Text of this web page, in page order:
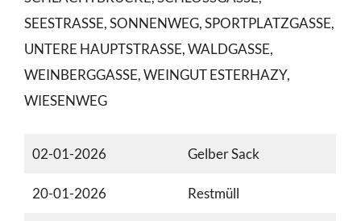
SEESTRASSE, SONNENWEG, SPORTPLATZGASSE,
UNTERE HAUPTSTRASSE, WALDGASSE,
WEINBERGGASSE, WEINGUT ESTERHAZY,
WIESENWEG
02-01-2026 Gelber Sack
20-01-2026 Restmüll